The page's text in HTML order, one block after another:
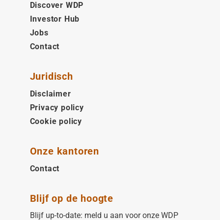
Discover WDP
Investor Hub
Jobs
Contact
Juridisch
Disclaimer
Privacy policy
Cookie policy
Onze kantoren
Contact
Blijf op de hoogte
Blijf up-to-date: meld u aan voor onze WDP